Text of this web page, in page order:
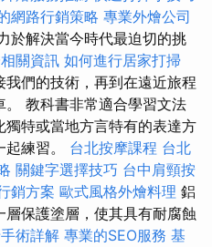
網路行銷策略 專業外燴公司
於解決當今時代最迫切的挑
關資訊 如何進行居家打掃
們的技術，再到在遠近旅程
教科書非常適合學習文法
特或當地方言特有的表達方
練習。 台北按摩課程 台北
關鍵字選擇技巧 台中肩頸按
銷方案 歐式風格外燴料理 鋁
保護塗層，使其具有耐腐蝕
術詳解 專業的SEO服務 基